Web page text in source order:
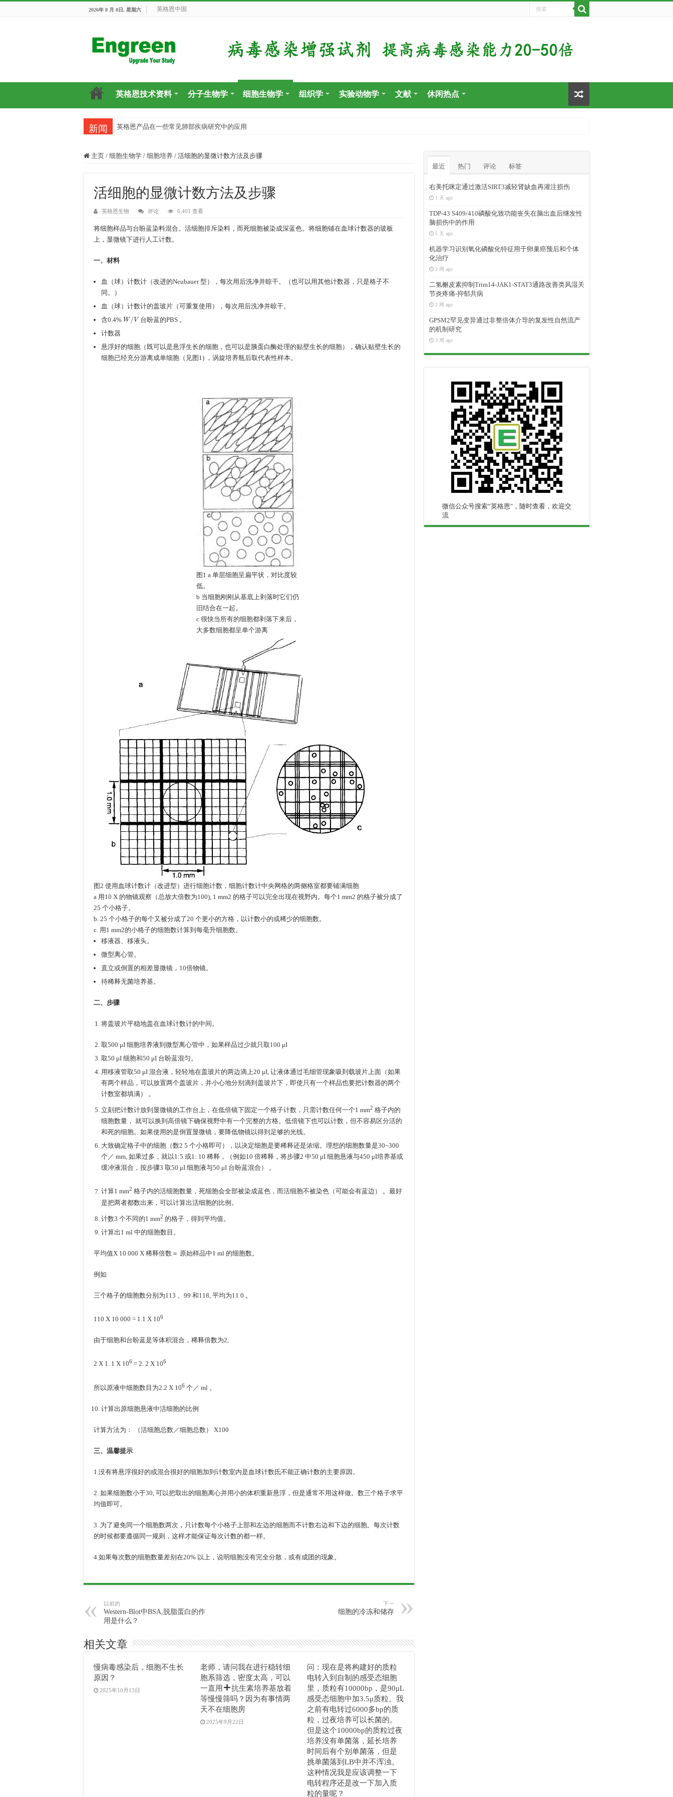
2026年 8 月 8日, 星期六 英格恩中国
英格恩技术资料 分子生物学 细胞生物学 组织学 实验动物学 文献 休闲热点
新闻 英格恩产品在一些常见肺部疾病研究中的应用
主页 / 细胞生物学 / 细胞培养 / 活细胞的显微计数方法及步骤
活细胞的显微计数方法及步骤
英格恩生物 评论 6,401 查看
将细胞样品与台盼蓝染料混合。活细胞排斥染料，而死细胞被染成深蓝色。将细胞铺在血球计数器的玻板
上，显微镜下进行人工计数。
一、材料
血（球）计数计（改进的Neubauer 型），每次用后洗净并晾干。（也可以用其他计数器，只是格子不
同。）
血（球）计数计的盖玻片（可重复使用），每次用后洗净并晾干。
含0.4% W/ V 台盼蓝的PBS 。
计数器
悬浮好的细胞（既可以是悬浮生长的细胞，也可以是胰蛋白酶处理的贴壁生长的细胞），确认贴壁生长的
细胞已经充分游离成单细胞（见图1) ，涡旋培养瓶后取代表性样本。
图1 a 单层细胞呈扁平状，对比度较
低。
b 当细胞刚刚从基底上剥落时它们仍
旧结合在一起。
c 很快当所有的细胞都剥落下来后，
大多数细胞都呈单个游离
图2 使用血球计数计（改进型）进行细胞计数，细胞计数计中央网格的两侧格室都要铺满细胞
a 用10 X 的物镜观察（总放大倍数为100), 1 mm2 的格子可以完全出现在视野内。每个1 mm2 的格子被分成了
25 个小格子。
b. 25 个小格子的每个又被分成了20 个更小的方格，以计数小的或稀少的细胞数。
c. 用1 mm2的小格子的细胞数计算到每毫升细胞数。
移液器、移液头。
微型离心管。
直立或倒置的相差显微镜，10倍物镜。
待稀释无菌培养基。
二、步骤
将盖玻片平稳地盖在血球计数计的中间。
取500 μI 细胞培养液到微型离心管中，如果样品过少就只取100 μI
取50 μI 细胞和50 μI 台盼蓝混匀。
用移液管取50 μI 混合液，轻轻地在盖玻片的两边滴上20 μI, 让液体通过毛细管现象吸到载玻片上面（如果
有两个样品，可以放置两个盖玻片，并小心地分别滴到盖玻片下，即使只有一个样品也要把计数器的两个
计数室都填满） 。
立刻把计数计放到显微镜的工作台上，在低倍镜下固定一个格子计数，只需计数任何一个1 mm2 格子内的
细胞数量， 就可以换到高倍镜下确保视野中有一个完整的方格。低倍镜下也可以计数，但不容易区分活的
和死的细胞。如果使用的是倒置显微镜，要降低物镜以得到足够的光线。
大致确定格子中的细胞（数2 5 个小格即可），以决定细胞是要稀释还是浓缩。理想的细胞数量是30~300
个／ mm, 如果过多，就以1:5 或1: 10 稀释，（例如10 倍稀释，将步骤2 中50 μI 细胞悬液与450 μI培养基或
缓冲液混合，按步骤3 取50 μI 细胞液与50 μI 台盼蓝混合） 。
计算1 mm2 格子内的活细胞数量，死细胞会全部被染成蓝色，而活细胞不被染色（可能会有蓝边） 。最好
是把两者都数出来，可以计算出活细胞的比例。
计数3 个不同的1 mm2 的格子，得到平均值。
计算出1 ml 中的细胞数目。
平均值X 10 000 X 稀释倍数＝ 原始样品中1 ml 的细胞数。
例如
三个格子的细胞数分别为113 、99 和118, 平均为11 0 。
110 X 10 000 = 1.1 X 106
由于细胞和台盼蓝是等体积混合，稀释倍数为2,
2 X 1. 1 X 106 = 2. 2 X 106
所以原液中细胞数目为2.2 X 106 个／ ml 。
计算出原细胞悬液中活细胞的比例
计算方法为： （活细胞总数／细胞总数） X100
三、温馨提示
1.没有将悬浮很好的或混合很好的细胞加到计数室内是血球计数氐不能正确计数的主要原因。
2. 如果细胞数小于30, 可以把取出的细胞离心并用小的体积重新悬浮，但是通常不用这样做。数三个格子求平
均值即可。
3. 为了避免同一个细胞数两次，只计数每个小格子上部和左边的细胞而不计数右边和下边的细胞。每次计数
的时候都要遵循同一规则，这样才能保证每次计数的都一样。
4.如果每次数的细胞数量差别在20% 以上，说明细胞没有完全分散，或有成团的现象。
以前的
Western-Blot中BSA,脱脂蛋白的作
用是什么？
下一
细胞的冷冻和储存
相关文章
慢病毒感染后，细胞不生长
原因？
2025年10月13日
老师，请问我在进行稳转细
胞系筛选，密度太高，可以
一直用
抗生素培养基放着
等慢慢筛吗？因为有事情两
天不在细胞房
2025年9月22日
问：现在是将构建好的质粒
电转入到自制的感受态细胞
里，质粒有10000bp，是90μL
感受态细胞中加3.5μ质粒。我
之前有电转过6000多bp的质
粒，过夜培养可以长菌的。
但是这个10000bp的质粒过夜
培养没有单菌落，延长培养
时间后有个别单菌落，但是
挑单菌落到LB中并不浑浊。
这种情况我是应该调整一下
电转程序还是改一下加入质
粒的量呢？
最近 热门 评论 标签
右美托咪定通过激活SIRT3减轻肾缺血再灌注损伤
1 天 ago
TDP-43 S409/410磷酸化致功能丧失在脑出血后继发性
脑损伤中的作用
5 天 ago
机器学习识别氧化磷酸化特征用于卵巢癌预后和个体
化治疗
2 周 ago
二氢槲皮素抑制Trim14-JAK1-STAT3通路改善类风湿关
节炎疼痛-抑郁共病
2 周 ago
GPSM2罕见变异通过非整倍体介导的复发性自然流产
的机制研究
3 周 ago
微信公众号搜索“英格恩"，随时查看，欢迎交
流